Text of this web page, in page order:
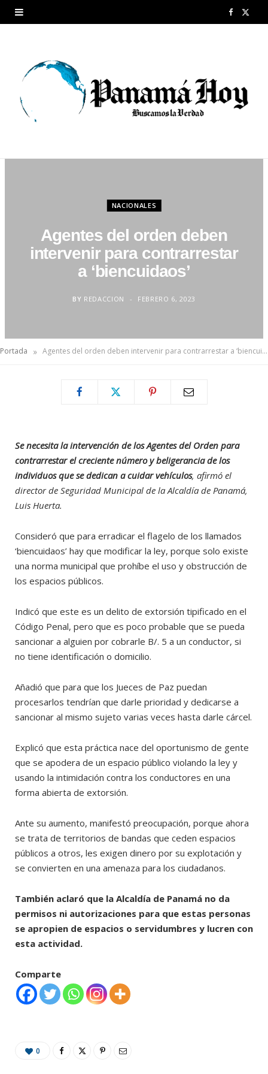
F
b
NACIONALES
Agentes del orden deben
intervenir para contrarrestar
a ‘biencuidaos’
BY REDACCION FEBRERO 6, 2023
Portada » Agentes del orden deben intervenir para contrarrestar a ‘biencuidaos’
Se necesita la intervención de los Agentes del Orden para
contrarrestar el creciente número y beligerancia de los
individuos que se dedican a cuidar vehículos, afirmó el
director de Seguridad Municipal de la Alcaldía de Panamá,
Luis Huerta.
Consideró que para erradicar el flagelo de los llamados
‘biencuidaos’ hay que modificar la ley, porque solo existe
una norma municipal que prohíbe el uso y obstrucción de
los espacios públicos.
Indicó que este es un delito de extorsión tipificado en el
Código Penal, pero que es poco probable que se pueda
sancionar a alguien por cobrarle B/. 5 a un conductor, si
no tiene identificación o domicilio.
Añadió que para que los Jueces de Paz puedan
procesarlos tendrían que darle prioridad y dedicarse a
sancionar al mismo sujeto varias veces hasta darle cárcel.
Explicó que esta práctica nace del oportunismo de gente
que se apodera de un espacio público violando la ley y
usando la intimidación contra los conductores en una
forma abierta de extorsión.
Ante su aumento, manifestó preocupación, porque ahora
se trata de territorios de bandas que ceden espacios
públicos a otros, les exigen dinero por su explotación y
se convierten en una amenaza para los ciudadanos.
También aclaró que la Alcaldía de Panamá no da
permisos ni autorizaciones para que estas personas
se apropien de espacios o servidumbres y lucren con
esta actividad.
Comparte
0